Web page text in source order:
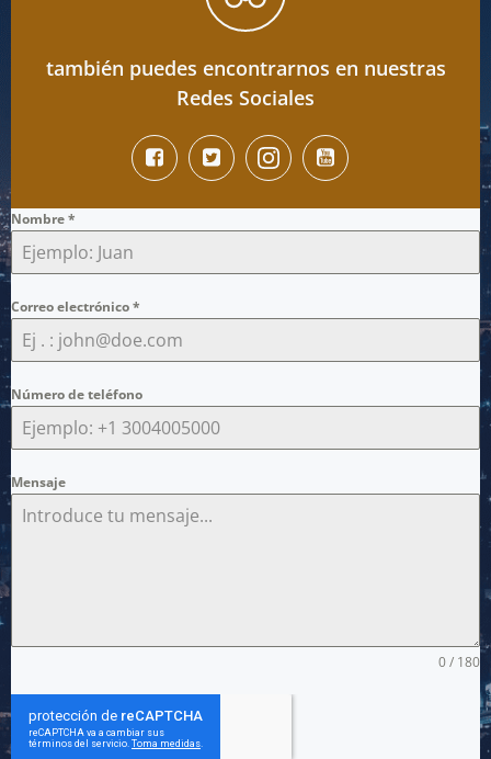
también puedes encontrarnos en nuestras
Redes Sociales
Nombre*
Correo electrónico*
Número de teléfono
Mensaje
0 / 180